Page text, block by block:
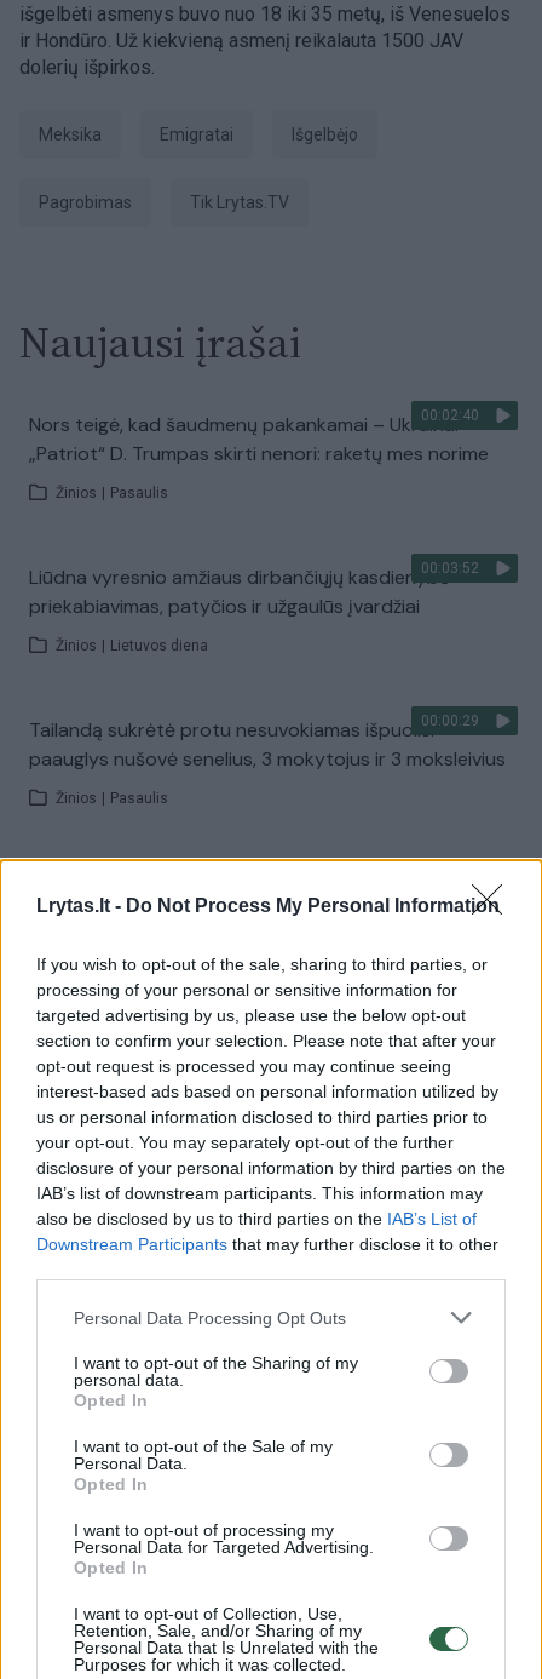
Lrytas.lt - Do Not Process My Personal Information
If you wish to opt-out of the sale, sharing to third parties, or
processing of your personal or sensitive information for
targeted advertising by us, please use the below opt-out
section to confirm your selection. Please note that after your
opt-out request is processed you may continue seeing
interest-based ads based on personal information utilized by
us or personal information disclosed to third parties prior to
your opt-out. You may separately opt-out of the further
disclosure of your personal information by third parties on the
IAB’s list of downstream participants. This information may
also be disclosed by us to third parties on the IAB’s List of
Downstream Participants that may further disclose it to other
Personal Data Processing Opt Outs
I want to opt-out of the Sharing of my
personal data.
Opted In
I want to opt-out of the Sale of my
Personal Data.
Opted In
I want to opt-out of processing my
Personal Data for Targeted Advertising.
Opted In
I want to opt-out of Collection, Use,
Retention, Sale, and/or Sharing of my
Personal Data that Is Unrelated with the
Purposes for which it was collected.
išgelbėti asmenys buvo nuo 18 iki 35 metų, iš Venesuelos
ir Hondūro. Už kiekvieną asmenį reikalauta 1500 JAV
dolerių išpirkos.
Meksika emigratai išgelbėjo
Pagrobimas tik Lrytas.TV
Naujausi įrašai
00:02:40
Nors teigė, kad šaudmenų pakankamai – Ukrainai
„Patriot“ D. Trumpas skirti nenori: raketų mes norime
Žinios Pasaulis
00:03:52
Liūdna vyresnio amžiaus dirbančiųjų kasdienybė –
priekabiavimas, patyčios ir užgaulūs įvardžiai
Žinios Lietuvos diena
00:00:29
Tailandą sukrėtė protu nesuvokiamas išpuolis:
paauglys nušovė senelius, 3 mokytojus ir 3 moksleivius
Žinios Pasaulis
apgynė čempionų vardą
Visi įrašai
Žiūrimiausi įrašai
00:00:30
Vaizdai iš tragiškos avarijos Vilniaus r.: dviejų moterų ir
00:00:57
Savaitės vidurys nusimato karštas: temperatūra kils iki
32 laipsnių šilumos
Žinios | Orai
00:00:59
Nufilmavo, kaip patvino Vilniaus Vakarinis aplinkkelis:
vaizdas pribloškia
Žinios | Lietuvos diena